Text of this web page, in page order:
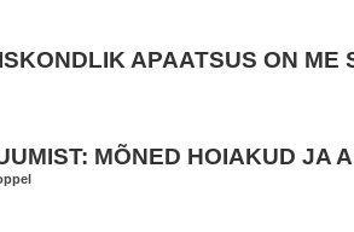
APAATSUS ON ME
MÕNED HOIAKUD JA